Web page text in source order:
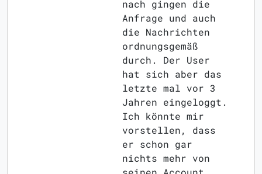
nach gingen die
Anfrage und auch
die Nachrichten
ordnungsgemäß
durch. Der User
hat sich aber das
letzte mal vor 3
Jahren eingeloggt.
Ich könnte mir
vorstellen, dass
er schon gar
nichts mehr von